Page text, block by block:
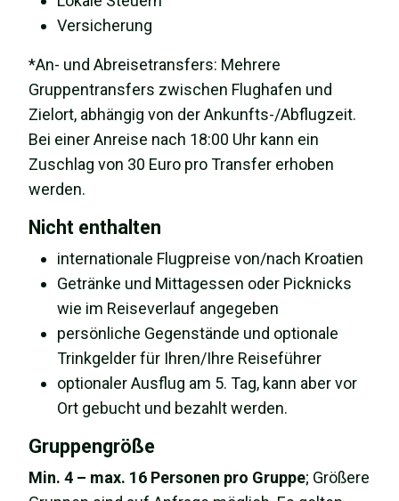
Versicherung
*An- und Abreisetransfers: Mehrere
Gruppentransfers zwischen Flughafen und
Zielort, abhängig von der Ankunfts-/Abflugzeit.
Bei einer Anreise nach 18:00 Uhr kann ein
Zuschlag von 30 Euro pro Transfer erhoben
werden.
Nicht enthalten
internationale Flugpreise von/nach Kroatien
Getränke und Mittagessen oder Picknicks
wie im Reiseverlauf angegeben
persönliche Gegenstände und optionale
Trinkgelder für Ihren/Ihre Reiseführer
optionaler Ausflug am 5. Tag, kann aber vor
Ort gebucht und bezahlt werden.
Gruppengröße
Min. 4 – max. 16 Personen pro Gruppe; Größere